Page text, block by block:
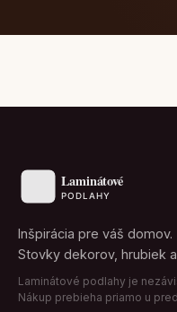
Inšpirácia pre váš domov.
Stovky dekorov, hrubiek
Laminátové podlahy je
Nákup prebieha priamo u